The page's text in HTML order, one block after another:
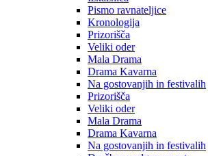
Pismo ravnateljice
Kronologija
Prizorišča
Veliki oder
Mala Drama
Drama Kavarna
Na gostovanjih in festivalih
Prizorišča
Veliki oder
Mala Drama
Drama Kavarna
Na gostovanjih in festivalih